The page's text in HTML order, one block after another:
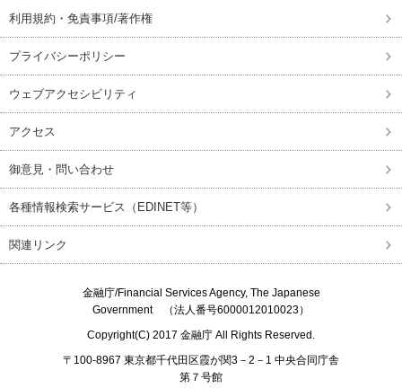
利用規約・免責事項/著作権
プライバシーポリシー
ウェブアクセシビリティ
アクセス
御意見・問い合わせ
各種情報検索サービス（EDINET等）
関連リンク
金融庁/Financial Services Agency, The Japanese
Government（法人番号6000012010023）
Copyright(C) 2017 金融庁 All Rights Reserved.
〒100-8967 東京都千代田区霞が関3－2－1 中央合同庁舎
第７号館